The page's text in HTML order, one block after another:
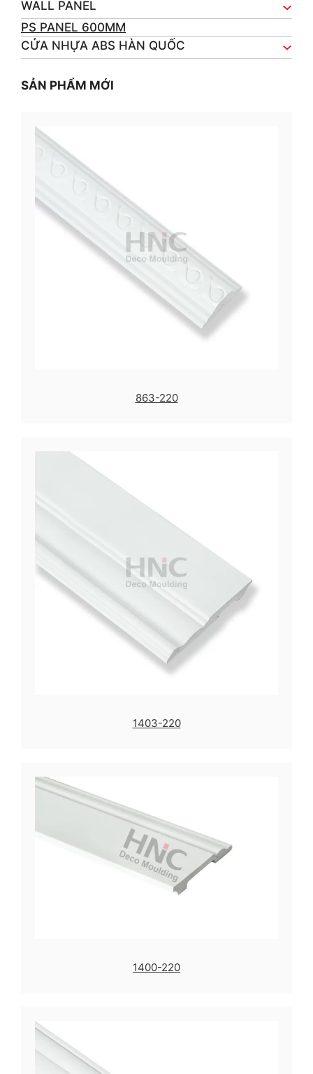
WALL PANEL
PS PANEL 600MM
CỬA NHỰA ABS HÀN QUỐC
SẢN PHẨM MỚI
863-220
1403-220
1400-220